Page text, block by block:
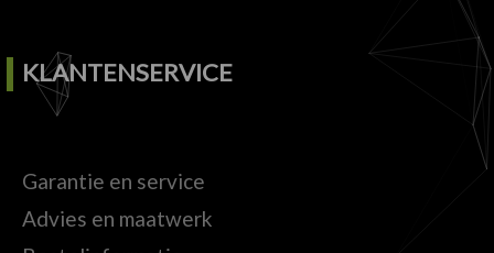
KLANTENSERVICE
Garantie en service
Advies en maatwerk